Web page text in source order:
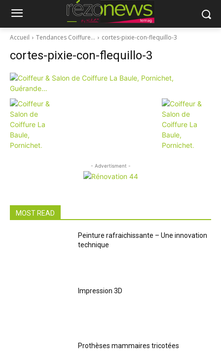
Accueil Tendances Coiffure… cortes-pixie-con-flequillo-3
cortes-pixie-con-flequillo-3
- Advertisment -
MOST READ
Peinture rafraichissante – Une innovation
technique
Impression 3D
Prothèses mammaires tricotées